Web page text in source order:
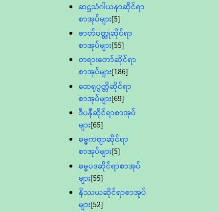
ဆဋ္ဌသံဂါယနာဆိုင်ရာ
စာအုပ်များ[5]
ဇာတ်၀တ္ထုဆိုင်ရာ
စာအုပ်များ[55]
တရားတော်ဆိုင်ရာ
စာအုပ်များ[186]
ထေရုပ္ပတ္တိဆိုင်ရာ
စာအုပ်များ[69]
ဒီပနီဆိုင်ရာစာအုပ်
များ[65]
ဓမ္မကဗျာဆိုင်ရာ
စာအုပ်များ[5]
ဓမ္မပဒဆိုင်ရာစာအုပ်
များ[55]
နိဿယဆိုင်ရာစာအုပ်
များ[52]